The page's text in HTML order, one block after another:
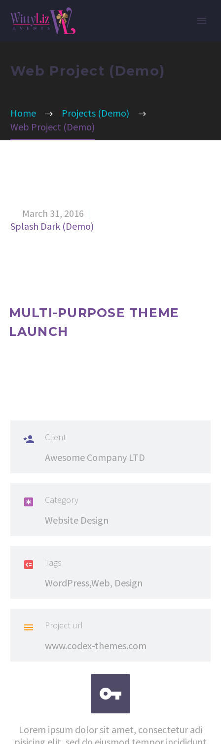
Web Project (Demo)
Home
Projects (Demo)
Web Project (Demo)
March 31, 2016
Splash Dark (Demo)
MULTI-PURPOSE THEME
LAUNCH
 Client
Awesome Company LTD
 Category
Website Design
 Tags
WordPress,Web, Design
 Project url
www.codex-themes.com


Lorem ipsum dolor sit amet, consectetur adi